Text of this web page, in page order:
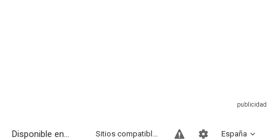
Disponible en... España
Sitios compatibles